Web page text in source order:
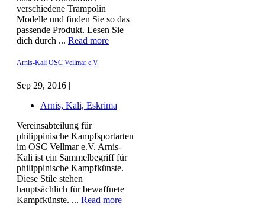
verschiedene Trampolin
Modelle und finden Sie so das
passende Produkt. Lesen Sie
dich durch ... Read more
Arnis-Kali OSC Vellmar e.V.
Sep 29, 2016 |
Arnis, Kali, Eskrima
Vereinsabteilung für
philippinische Kampfsportarten
im OSC Vellmar e.V. Arnis-
Kali ist ein Sammelbegriff für
philippinische Kampfkünste.
Diese Stile stehen
hauptsächlich für bewaffnete
Kampfkünste. ... Read more